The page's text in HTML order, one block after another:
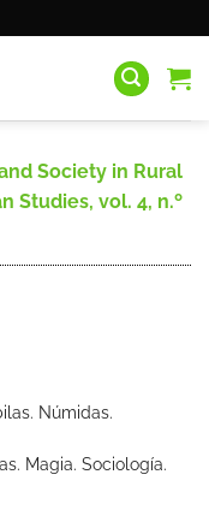
Society in Rural
Studies, vol. 4, n.º
Númidas.
Magia. Sociología.